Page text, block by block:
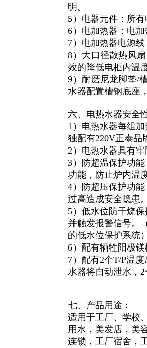
明。
5）电器元件：所
6）电加热器：电
7）电加热器电源
8）大口径散热风
效的降低电柜内温
9）耐磨尼龙脚垫/
水器配置槽钢底座
六、电热水器安全
1）电热水器每组
独配有220V正泰品
2）电热水器具有
3）防超温保护功
功能，防止炉内温
4）防超压保护功
过高造成安全隐患
5）低水位防干烧
并触发报警信号。
的低水位保护系统
6）配有牺牲阳极
7）配有2个T/P温
水器将自动泄水，
七、产品用途：
适用于工厂、学校
用水，美发店，美
连锁，工厂宿舍，